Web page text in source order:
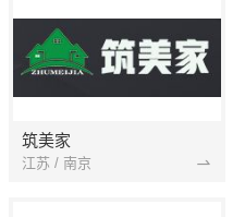
筑美家
江苏 / 南京